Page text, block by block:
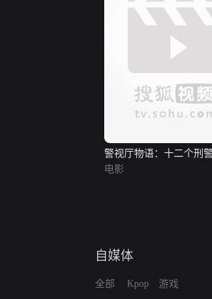
警视厅物语：十二个刑
电影
自媒体
全部 Kpop 游戏